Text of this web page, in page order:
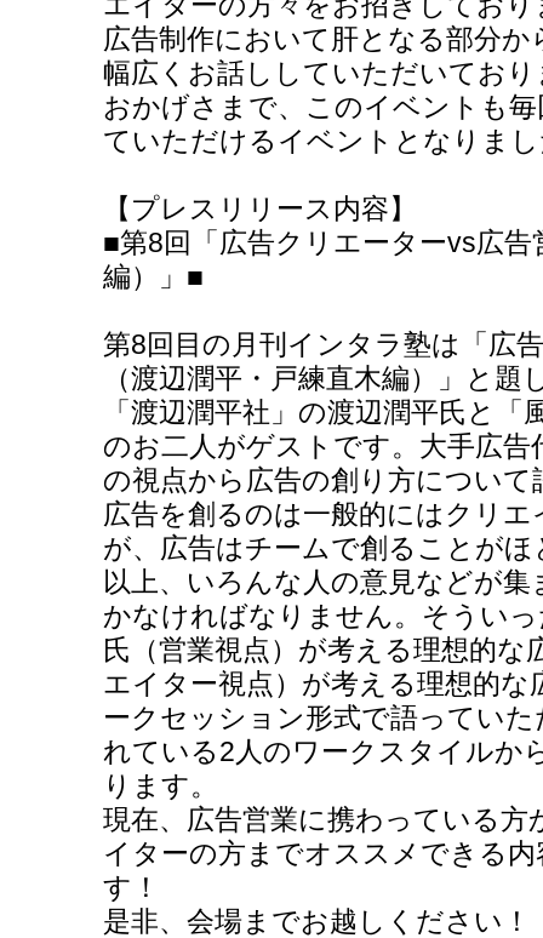
広告制作において肝となる部分
幅広くお話ししていただいており
おかげさまで、このイベントも
ていただけるイベントとなりま
【プレスリリース内容】
■第8回「広告クリエーターvs広告
編）」■
第8回目の月刊インタラ塾は「広
（渡辺潤平・戸練直木編）」と題
「渡辺潤平社」の渡辺潤平氏と
のお二人がゲストです。大手広
の視点から広告の創り方につい
広告を創るのは一般的にはクリ
が、広告はチームで創ることが
以上、いろんな人の意見などが
かなければなりません。そうい
氏（営業視点）が考える理想的な
エイター視点）が考える理想的
ークセッション形式で語ってい
れている2人のワークスタイルか
ります。
現在、広告営業に携わっている
イターの方までオススメできる
す！
是非、会場までお越しください！